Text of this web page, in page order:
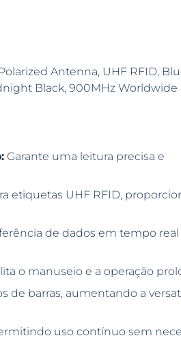
Antenna, UHF RFID,
Black, 900MHz Worldwide
Garante uma leitura precisa e
etiquetas UHF RFID,
de dados em tempo real
o manuseio e a operação
de barras, aumentando a
uso contínuo sem